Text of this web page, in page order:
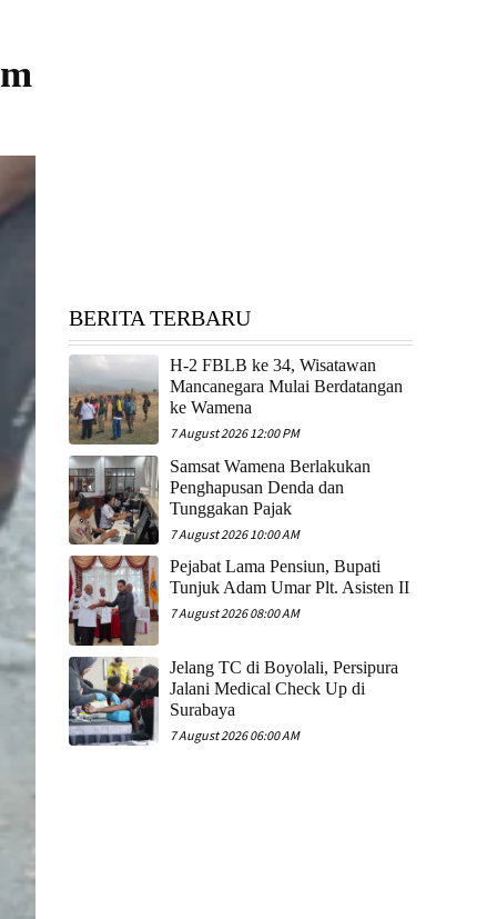
BERITA TERBARU
H-2 FBLB ke 34, Wisatawan
Mancanegara Mulai Berdatangan
ke Wamena
7 August 2026 12:00 PM
Samsat Wamena Berlakukan
Penghapusan Denda dan
Tunggakan Pajak
7 August 2026 10:00 AM
Pejabat Lama Pensiun, Bupati
Tunjuk Adam Umar Plt. Asisten II
7 August 2026 08:00 AM
Jelang TC di Boyolali, Persipura
Jalani Medical Check Up di
Surabaya
7 August 2026 06:00 AM